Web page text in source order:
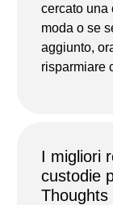
cercato una
moda o se
aggiunto,
risparmiare
I migliori
custodie
Thoughts